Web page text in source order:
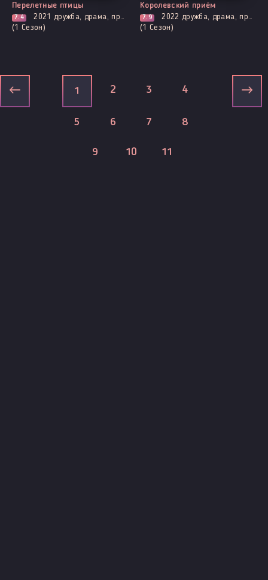
Перелетные птицы
7.4 2021 дружба, драма, про молодость и любовь, повседневность, романтика
(1 Сезон)
Королевский приём
7.9 2022 дружба, драма, про поваров и еду (кулинария), история, мелодрама, романтика
(1 Сезон)
1 2 3 4
5 6 7 8
9 10 11